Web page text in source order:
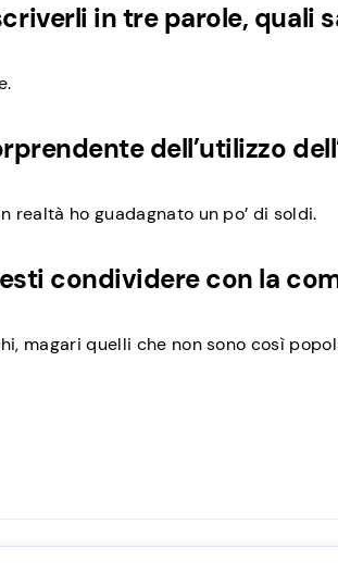
in tre parole, quali
dell’utilizzo
realtà ho guadagnato un po’ di soldi.
condividere con la
magari quelli che non sono così